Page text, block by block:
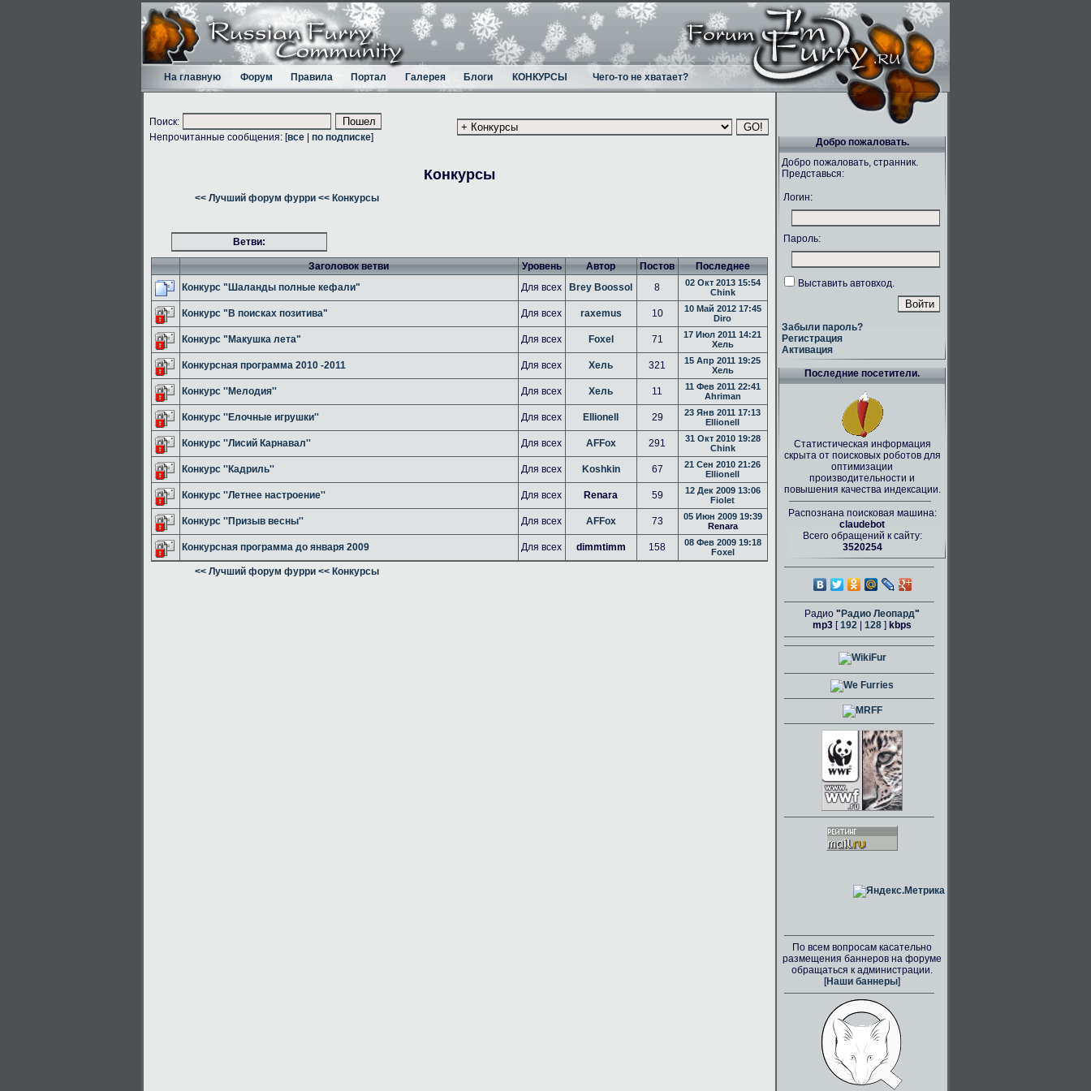
На главную Форум Правила Портал Галерея Блоги КОНКУРСЫ Чего-то не хватает?
Поиск:
Непрочитанные сообщения: [все по подписке]
Конкурсы
<< Лучший форум фурри << Конкурсы
Ветви:
Заголовок ветви Уровень Автор Постов
Последнее
Конкурс "Шаланды полные кефали"
Для всех Brey Boossol 8
02 Окт 2013 15:54
Chink
Конкурс "В поисках позитива" Для всех raxemus 10
10 Май 2012 17:45
Diro
Конкурс "Макушка лета" Для всех Foxel 71
17 Июл 2011 14:21
Хель
Конкурсная программа 2010 -2011 Для всех Хель 321
15 Апр 2011 19:25
Хель
Конкурс ''Мелодия'' Для всех Хель 11
11 Фев 2011 22:41
Ahriman
Конкурс ''Елочные игрушки'' Для всех Ellionell 29
23 Янв 2011 17:13
Ellionell
Конкурс ''Лисий Карнавал'' Для всех AFFox 291
31 Окт 2010 19:28
Chink
Конкурс ''Кадриль'' Для всех Koshkin 67
21 Сен 2010 21:26
Ellionell
Конкурс ''Летнее настроение'' Для всех Renara 59
12 Дек 2009 13:06
Fiolet
Конкурс ''Призыв весны'' Для всех AFFox 73
05 Июн 2009 19:39
Renara
Конкурсная программа до января 2009 Для всех dimmtimm 158
08 Фев 2009 19:18
Foxel
<< Лучший форум фурри << Конкурсы
Добро пожаловать.
Добро пожаловать, странник.
Представься:
Логин:
Пароль:
Выставить автовход.
Забыли пароль?
Регистрация
Активация
Последние посетители.
Статистическая информация
скрыта от поисковых роботов для
оптимизации
производительности и
повышения качества индексации.
Распознана поисковая машина:
claudebot
Всего обращений к сайту:
3520254
Радио " Радио Леопард"
mp3 [192 128 ] kbps
По всем вопросам касательно
размещения баннеров на форуме
обращаться к администрации.
[Наши баннеры]